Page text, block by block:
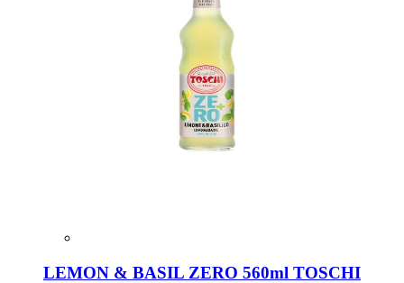
LEMON & BASIL ZERO 560ml TOSCHI